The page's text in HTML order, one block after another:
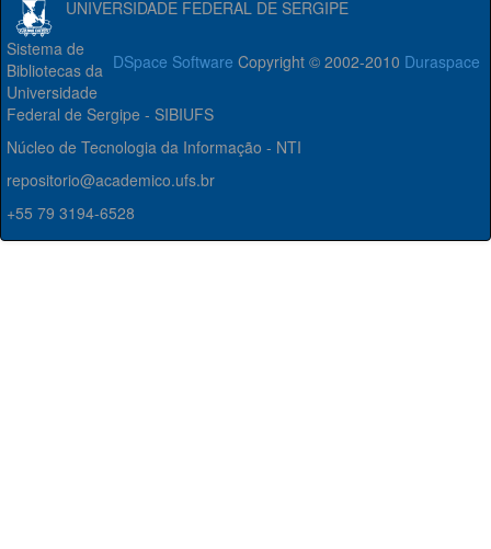
UNIVERSIDADE FEDERAL DE SERGIPE
DSpace Software Copyright © 2002-2010 Duraspace
Sistema de
Bibliotecas da
Universidade
Federal de Sergipe - SIBIUFS
Núcleo de Tecnologia da Informação - NTI
repositorio@academico.ufs.br
+55 79 3194-6528